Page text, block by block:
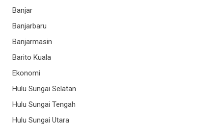
Banjar
Banjarbaru
Banjarmasin
Barito Kuala
Ekonomi
Hulu Sungai Selatan
Hulu Sungai Tengah
Hulu Sungai Utara